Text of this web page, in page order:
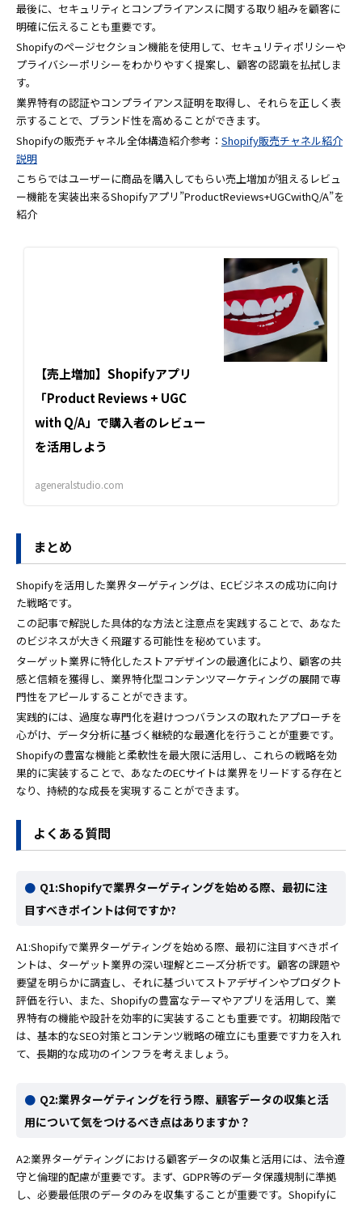
最後に、セキュリティとコンプライアンスに関する取り組みを顧客に
明確に伝えることも重要です。
Shopifyのページセクション機能を使用して、セキュリティポリシーや
プライバシーポリシーをわかりやすく提案し、顧客の認識を払拭しま
す。
業界特有の認証やコンプライアンス証明を取得し、それらを正しく表
示することで、ブランド性を高めることができます。
Shopifyの販売チャネル全体構造紹介参考： Shopify販売チャネル紹介
説明
こちらではユーザーに商品を購入してもらい売上増加が狙えるレビュ
ー機能を実装出来るShopifyアプリ”ProductReviews+UGCwithQ/A”を
紹介
【売上増加】Shopifyアプリ
「Product Reviews + UGC
with Q/A」で購入者のレビュー
を活用しよう
ageneralstudio.com
まとめ
Shopifyを活用した業界ターゲティングは、ECビジネスの成功に向け
た戦略です。
この記事で解説した具体的な方法と注意点を実践することで、あなた
のビジネスが大きく飛躍する可能性を秘めています。
ターゲット業界に特化したストアデザインの最適化により、顧客の共
感と信頼を獲得し、業界特化型コンテンツマーケティングの展開で専
門性をアピールすることができます。
実践的には、過度な専門化を避けつつバランスの取れたアプローチを
心がけ、データ分析に基づく継続的な最適化を行うことが重要です。
Shopifyの豊富な機能と柔軟性を最大限に活用し、これらの戦略を効
果的に実装することで、あなたのECサイトは業界をリードする存在と
なり、持続的な成長を実現することができます。
よくある質問
Q1:Shopifyで業界ターゲティングを始める際、最初に注
目すべきポイントは何ですか?
A1:Shopifyで業界ターゲティングを始める際、最初に注目すべきポイ
ントは、ターゲット業界の深い理解とニーズ分析です。顧客の課題や
要望を明らかに調査し、それに基づいてストアデザインやプロダクト
評価を行い、また、Shopifyの豊富なテーマやアプリを活用して、業
界特有の機能や設計を効率的に実装することも重要です。初期段階で
は、基本的なSEO対策とコンテンツ戦略の確立にも重要です力を入れ
て、長期的な成功のインフラを考えましょう。
Q2:業界ターゲティングを行う際、顧客データの収集と活
用について気をつけるべき点はありますか？
A2:業界ターゲティングにおける顧客データの収集と活用には、法令遵
守と倫理的配慮が重要です。まず、GDPR等のデータ保護規制に準拠
し、必要最低限​​のデータのみを収集することが重要です。Shopifyに